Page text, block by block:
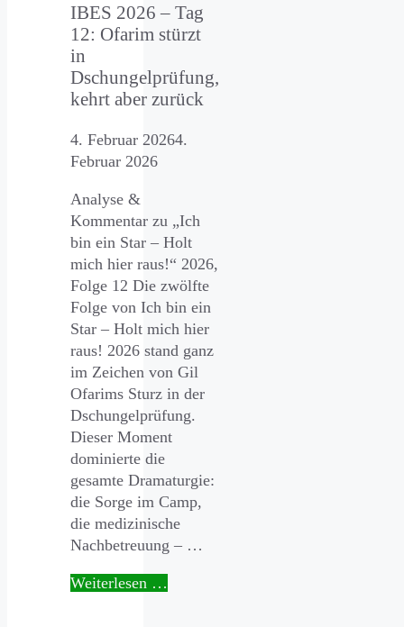
IBES 2026 – Tag
12: Ofarim stürzt
in
Dschungelprüfung,
kehrt aber zurück
4. Februar 20264.
Februar 2026
Analyse &
Kommentar zu „Ich
bin ein Star – Holt
mich hier raus!“ 2026,
Folge 12 Die zwölfte
Folge von Ich bin ein
Star – Holt mich hier
raus! 2026 stand ganz
im Zeichen von Gil
Ofarims Sturz in der
Dschungelprüfung.
Dieser Moment
dominierte die
gesamte Dramaturgie:
die Sorge im Camp,
die medizinische
Nachbetreuung – …
Weiterlesen …